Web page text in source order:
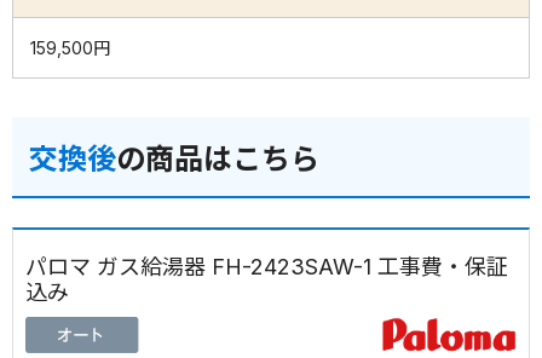
159,500円
交換後の商品はこちら
パロマ ガス給湯器 FH-2423SAW-1 工事費・保証
込み